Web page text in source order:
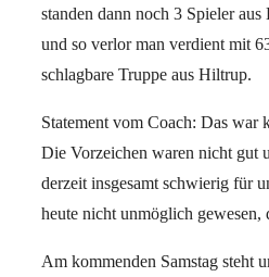
standen dann noch 3 Spieler
und so verlor man verdient mit
schlagbare Truppe aus Hiltrup.
Statement vom Coach: Das war
Die Vorzeichen waren nicht gut
derzeit insgesamt schwierig für
heute nicht unmöglich gewesen,
Am kommenden Samstag steht